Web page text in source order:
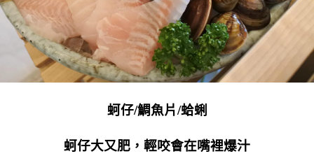
蚵仔/鯛魚片/蛤蜊
蚵仔大又肥，輕咬會在嘴裡爆汁